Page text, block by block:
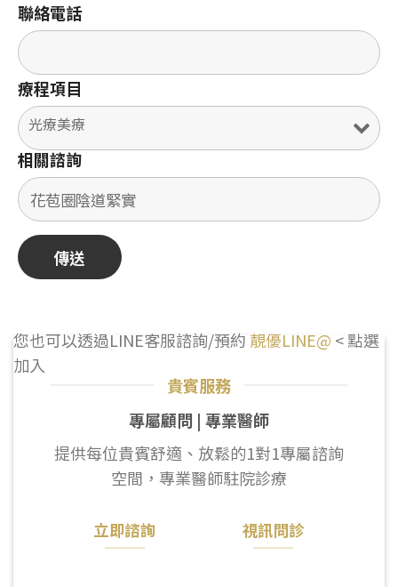
貴賓服務
專屬顧問 | 專業醫師
提供每位貴賓舒適、放鬆的1對1專屬諮詢
空間，專業醫師駐院診療
立即諮詢 視訊問診
聯絡電話
療程項目
相關諮詢
您也可以透過LINE客服諮詢/預約 靚優LINE@ < 點選
加入